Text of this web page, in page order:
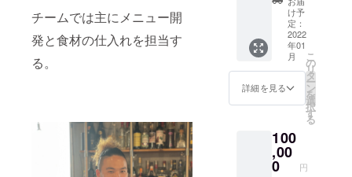
チームでは主にメニュー開
発と食材の仕入れを担当す
る。
円分。
（1,000
円分の
チケッ
ト60
枚。お
釣りは
出ませ
ん。有
な
し。）
け予
定：
2022
年01
月
詳細を見る
こ
の
リ
タ
ー
ン
を
選
択
す
る
100
,00
0 円